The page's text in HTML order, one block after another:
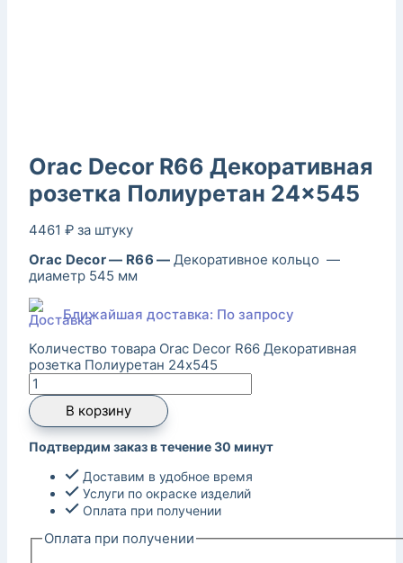
Orac Decor R66 Декоративная
розетка Полиуретан 24×545
4461 ₽ за штуку
Orac Decor — R66 — Декоративное кольцо —
диаметр 545 мм
Ближайшая доставка: По запросу
Количество товара Orac Decor R66 Декоративная
розетка Полиуретан 24x545
В корзину
Подтвердим заказ в течение 30 минут
Доставим в удобное время
Услуги по окраске изделий
Оплата при получении
Оплата при получении